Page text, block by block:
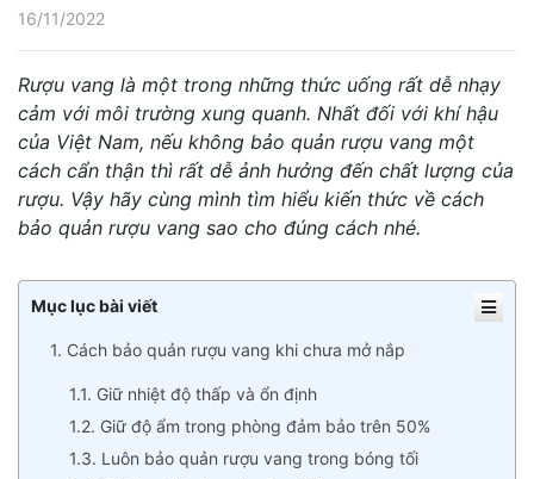
16/11/2022
Rượu vang là một trong những thức uống rất dễ nhạy
cảm với môi trường xung quanh. Nhất đối với khí hậu
của Việt Nam, nếu không bảo quản rượu vang một
cách cẩn thận thì rất dễ ảnh hưởng đến chất lượng của
rượu. Vậy hãy cùng mình tìm hiểu kiến thức về cách
bảo quản rượu vang sao cho đúng cách nhé.
Mục lục bài viết
1. Cách bảo quản rượu vang khi chưa mở nắp
1.1. Giữ nhiệt độ thấp và ổn định
1.2. Giữ độ ẩm trong phòng đảm bảo trên 50%
1.3. Luôn bảo quản rượu vang trong bóng tối